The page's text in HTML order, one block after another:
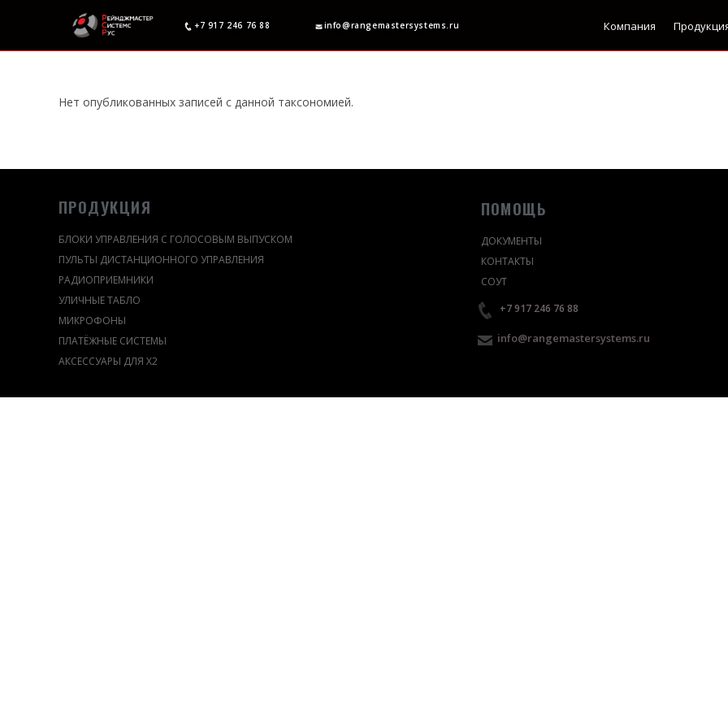
+7 917 246 76 88 info@rangemastersystems.ru Компания
Нет опубликованных записей с данной таксономией.
ПРОДУКЦИЯ
БЛОКИ УПРАВЛЕНИЯ С ГОЛОСОВЫМ ВЫПУСКОМ
ПУЛЬТЫ ДИСТАНЦИОННОГО УПРАВЛЕНИЯ
РАДИОПРИЕМНИКИ
УЛИЧНЫЕ ТАБЛО
МИКРОФОНЫ
ПЛАТЁЖНЫЕ СИСТЕМЫ
АКСЕССУАРЫ ДЛЯ Х2
ПОМОЩЬ
ДОКУМЕНТЫ
КОНТАКТЫ
СОУТ
+7 917 246 76 88
info@rangemastersystems.ru